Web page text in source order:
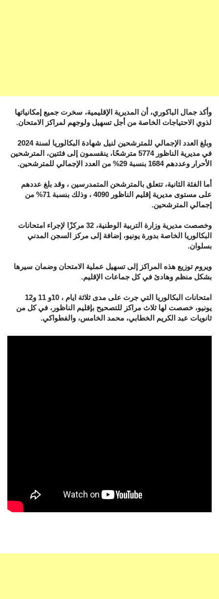
وأكد جمال الباكوري، أن المديرية الإقليمية، سخرت جميع إمكانياتها
لذوي الاحتياجات الخاصة من أجل تسهيل ولوجهم لمراكز الامتحان.
وبلغ العدد الإجمالي للمترشحين لنيل شهادة البكالوريا لسنة 2024
في مديرية الناظور 5774 مترشحًا، ينقسمون إلى فئتين، المترشحين
الأحرار وعددهم 1684 بنسبة 29% من العدد الإجمالي للمترشحين.
أما الفئة الثانية، تتعلق بالمترشحن المتمدرسين ، وقد بلغ عددهم
على مستوى مديرية إقليم الناظور 4090 ، وذلك بنسبة 71% من
إجمالي المترشحين.
وخصصت مديرية وزارة التربية الوطنية، 32 مركزًا لإجراء امتحانات
البكالوريا الخاصة بدورة يونيو، إضافة إلى مركز السجن المدني
بسلوان.
ويروم توزيع هذه المراكز إلى تسهيل عملية الامتحان وضمان سيرها
بشكل منظم وهادئ في كل جماعات الإقليم.
امتحانات البكالوريا التي جرت على مدى ثلاثة ايام ، 10و 11 و12
يونيو، خصصت لها ثلاث مراكز للتصحيح بإقليم الناظور، في كل من
ثانويات عبد الكريم الخطابي، محمد الخامس، والفطواكي.